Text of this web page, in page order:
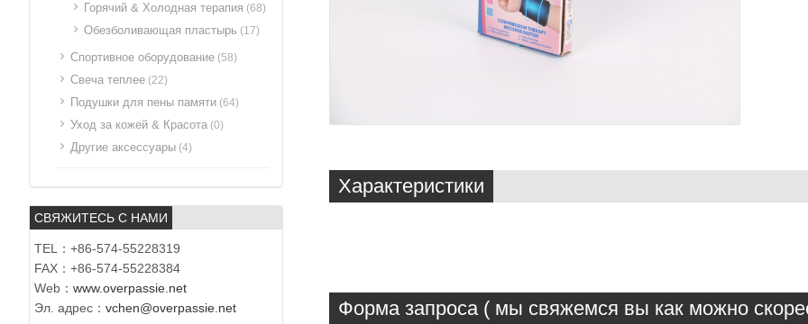
Характеристики
Форма запроса ( мы свяжемся вы как можно
Горячий & Холодная терапия (68)
Обезболивающая пластырь (17)
Спортивное оборудование (58)
Свеча теплее (22)
Подушки для пены памяти (64)
Уход за кожей & Красота (0)
Другие аксессуары (4)
СВЯЖИТЕСЬ С НАМИ
TEL：+86-574-55228319
FAX：+86-574-55228384
Web： www.overpassie.net
Эл. адрес： vchen@overpassie.net